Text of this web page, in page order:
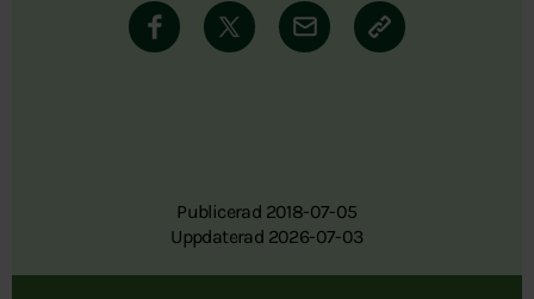
Publicerad 2018-07-05
Uppdaterad 2026-07-03